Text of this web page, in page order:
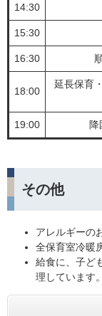
14:30
15:30
16:30
18:00
延長保育
19:00 降
その他
アレルギーの
全保育室冷暖
給食に、子ど
理しています。